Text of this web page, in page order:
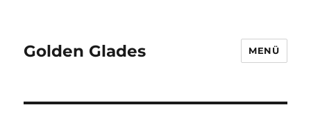
Golden Glades MENÜ